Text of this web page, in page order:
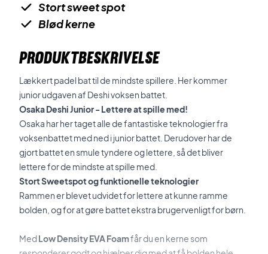
Stort sweet spot
Blød kerne
PRODUKTBESKRIVELSE
Lækkert padel bat til de mindste spillere. Her kommer
junior udgaven af Deshi voksen battet.
Osaka Deshi Junior - Lettere at spille med!
Osaka har her taget alle de fantastiske teknologier fra
voksenbattet med ned i junior battet. Derudover har de
gjort battet en smule tyndere og lettere, så det bliver
lettere for de mindste at spille med.
Stort Sweetspot og funktionelle teknologier
Rammen er blevet udvidet for lettere at kunne ramme
bolden, og for at gøre battet ekstra brugervenligt for børn.
MedLow Density EVA Foamfår du en kerne som